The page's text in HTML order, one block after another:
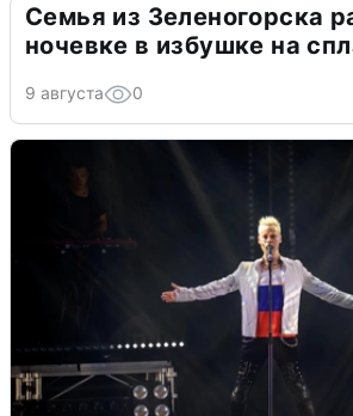
Семья из Зеленогорска
ночевке в избушке на
9 августа 0